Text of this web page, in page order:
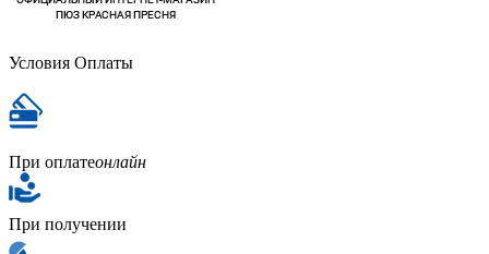
Условия Оплаты
При оплатеонлайн
При получении